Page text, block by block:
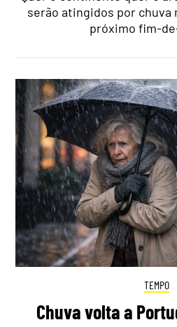
serão atingidos por chuva
próximo fim-
TEMPO
Chuva volta a